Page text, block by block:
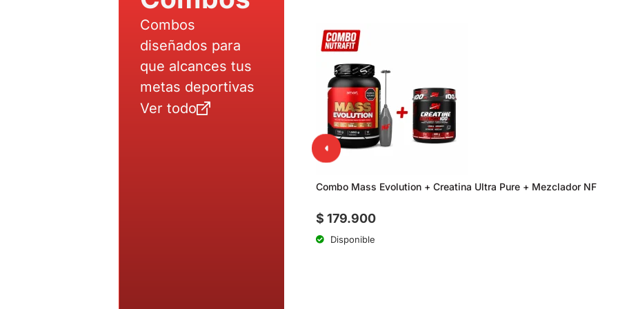
Combos
diseñados para
que alcances tus
metas deportivas
Ver todo
Combo Mass Evolution + Creatina Ultra Pure + Mezclador NF
$ 179.900
Disponible